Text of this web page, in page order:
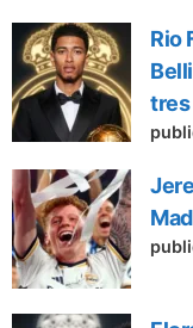
Rio
tres